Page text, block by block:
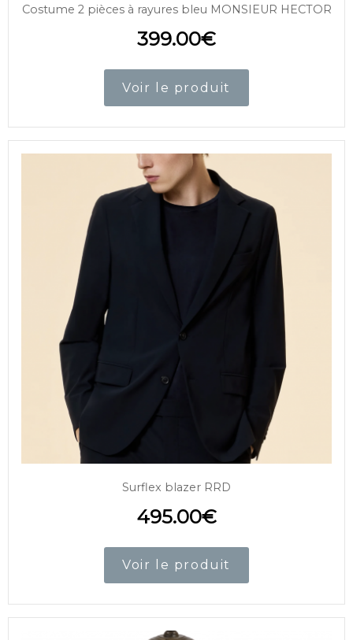
Costume 2 pièces à rayures bleu MONSIEUR HECTOR
399.00€
Voir le produit
Surflex blazer RRD
495.00€
Voir le produit